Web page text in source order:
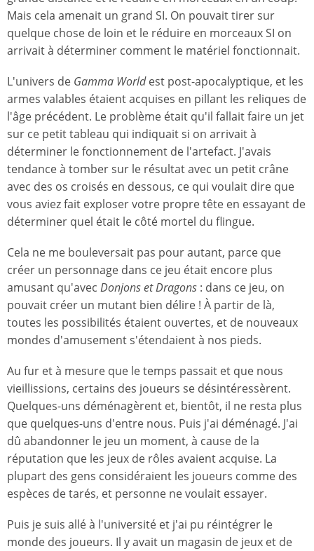
Mais cela amenait un grand SI. On pouvait tirer sur
quelque chose de loin et le réduire en morceaux SI on
arrivait à déterminer comment le matériel fonctionnait.
L'univers de Gamma Worldest post-apocalyptique, et les
armes valables étaient acquises en pillant les reliques de
l'âge précédent. Le problème était qu'il fallait faire un jet
sur ce petit tableau qui indiquait si on arrivait à
déterminer le fonctionnement de l'artefact. J'avais
tendance à tomber sur le résultat avec un petit crâne
avec des os croisés en dessous, ce qui voulait dire que
vous aviez fait exploser votre propre tête en essayant de
déterminer quel était le côté mortel du flingue.
Cela ne me bouleversait pas pour autant, parce que
créer un personnage dans ce jeu était encore plus
amusant qu'avec Donjons et Dragons : dans ce jeu, on
pouvait créer un mutant bien délire ! À partir de là,
toutes les possibilités étaient ouvertes, et de nouveaux
mondes d'amusement s'étendaient à nos pieds.
Au fur et à mesure que le temps passait et que nous
vieillissions, certains des joueurs se désintéressèrent.
Quelques-uns déménagèrent et, bientôt, il ne resta plus
que quelques-uns d'entre nous. Puis j'ai déménagé. J'ai
dû abandonner le jeu un moment, à cause de la
réputation que les jeux de rôles avaient acquise. La
plupart des gens considéraient les joueurs comme des
espèces de tarés, et personne ne voulait essayer.
Puis je suis allé à l'université et j'ai pu réintégrer le
monde des joueurs. Il y avait un magasin de jeux et de